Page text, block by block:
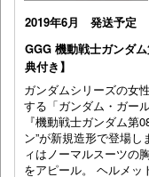
2019年6月 発送予定
GGG 機動戦士ガンダ
典付き】
ガンダムシリーズの女
する「ガンダム・ガー
『機動戦士ガンダム第
ン”が新規造形で登場
ィはノーマルスーツの
をアピール。 ヘルメッ